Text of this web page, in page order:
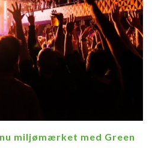
miljømærket med Green